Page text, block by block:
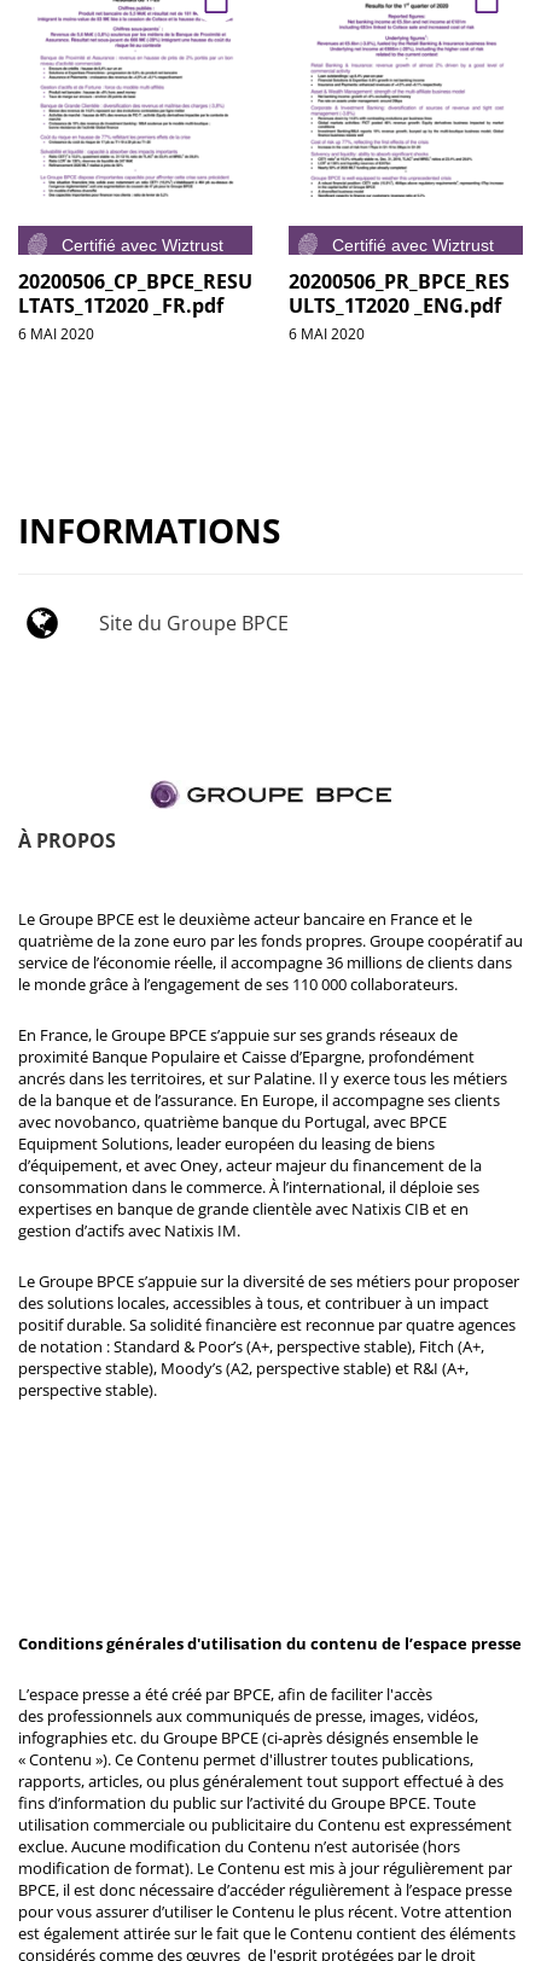
20200506_CP_BPCE_RESU
LTATS_1T2020 _FR.pdf
6 MAI 2020
20200506_PR_BPCE_RES
ULTS_1T2020 _ENG.pdf
6 MAI 2020
INFORMATIONS
Site du Groupe BPCE
À PROPOS
Le Groupe BPCE est le deuxième acteur bancaire en France et le
quatrième de la zone euro par les fonds propres. Groupe coopératif au
service de l’économie réelle, il accompagne 36 millions de clients dans
le monde grâce à l’engagement de ses 110 000 collaborateurs.
En France, le Groupe BPCE s’appuie sur ses grands réseaux de
proximité Banque Populaire et Caisse d’Epargne, profondément
ancrés dans les territoires, et sur Palatine. Il y exerce tous les métiers
de la banque et de l’assurance. En Europe, il accompagne ses clients
avec novobanco, quatrième banque du Portugal, avec BPCE
Equipment Solutions, leader européen du leasing de biens
d’équipement, et avec Oney, acteur majeur du financement de la
consommation dans le commerce. À l’international, il déploie ses
expertises en banque de grande clientèle avec Natixis CIB et en
gestion d’actifs avec Natixis IM.
Le Groupe BPCE s’appuie sur la diversité de ses métiers pour proposer
des solutions locales, accessibles à tous, et contribuer à un impact
positif durable. Sa solidité financière est reconnue par quatre agences
de notation : Standard & Poor’s (A+, perspective stable), Fitch (A+,
perspective stable), Moody’s (A2, perspective stable) et R&I (A+,
perspective stable).
Conditions générales d'utilisation du contenu de l’espace presse
L’espace presse a été créé par BPCE, afin de faciliter l'accès
des professionnels aux communiqués de presse, images, vidéos,
infographies etc. du Groupe BPCE (ci-après désignés ensemble le
« Contenu »). Ce Contenu permet d'illustrer toutes publications,
rapports, articles, ou plus généralement tout support effectué à des
fins d’information du public sur l’activité du Groupe BPCE. Toute
utilisation commerciale ou publicitaire du Contenu est expressément
exclue. Aucune modification du Contenu n’est autorisée (hors
modification de format). Le Contenu est mis à jour régulièrement par
BPCE, il est donc nécessaire d’accéder régulièrement à l’espace presse
pour vous assurer d’utiliser le Contenu le plus récent. Votre attention
est également attirée sur le fait que le Contenu contient des éléments
considérés comme des œuvres de l'esprit protégées par le droit